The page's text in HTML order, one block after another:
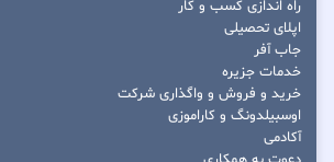
راه اندازی کسب و کار
اپلای تحصیلی
جاب آفر
خدمات جزیره
خرید و فروش و واگذاری شرکت
اوسبیلدونگ و کاراموزی
آکادمی